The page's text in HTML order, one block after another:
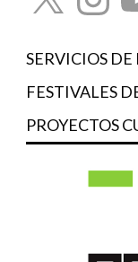
SERVICIOS DE
FESTIVALES
PROYECTOS